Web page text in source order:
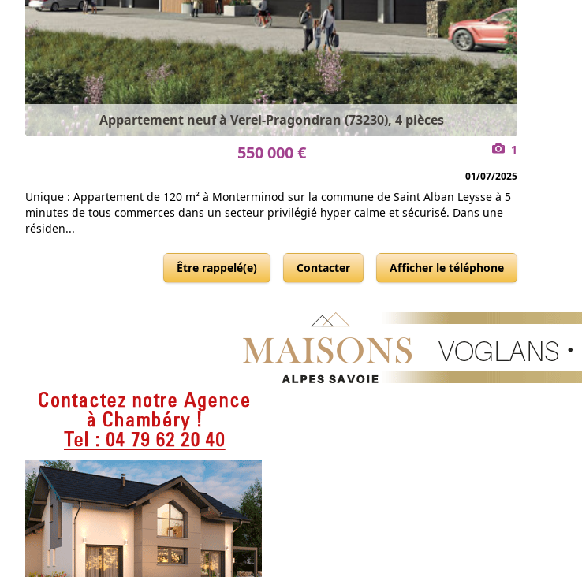
Appartement neuf à Verel-Pragondran (73230), 4 pièces
550 000 € 1
01/07/2025
Unique : Appartement de 120 m² à Monterminod sur la commune de Saint Alban Leysse à 5
minutes de tous commerces dans un secteur privilégié hyper calme et sécurisé. Dans une
résiden...
Être rappelé(e) Contacter Afficher le téléphone